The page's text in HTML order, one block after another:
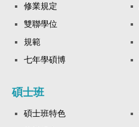
修業規定
雙聯學位
規範
七年學碩博
碩士班
碩士班特色